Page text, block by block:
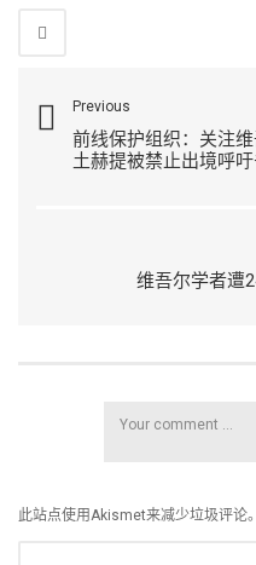
Previous
前线保护组织：关注
土赫提被禁止出境呼吁
维吾尔学者遭
此站点使用Akismet来减少垃圾评论。